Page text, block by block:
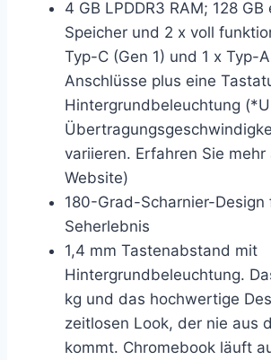
4 GB LPDDR3 RAM; 128 GB
Speicher und 2 x voll
Typ-C (Gen 1) und 1 x Typ-
Anschlüsse plus eine
Hintergrundbeleuchtung
variieren. Erfahren Sie mehr
Website)
180-Grad-Scharnier-Design
Seherlebnis
1,4 mm Tastenabstand mit
Hintergrundbeleuchtung.
kg und das hochwertige
zeitlosen Look, der nie aus
kommt. Chromebook läuft